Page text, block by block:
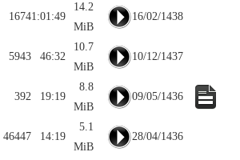
16/02/1438
14.2
MiB
1:01:49
1674
10/12/1437
10.7
MiB
46:32
5943
09/05/1436
8.8
MiB
19:19
392
28/04/1436
5.1
MiB
14:19
46447